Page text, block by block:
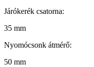
Járókerék csatorna:
35 mm
Nyomócsonk átmérő:
50 mm